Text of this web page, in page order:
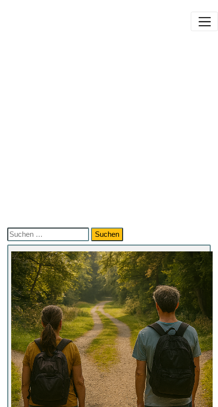
Suchen
nach: